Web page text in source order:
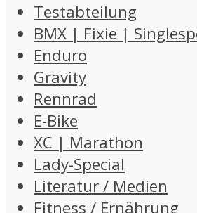
Testabteilung
BMX | Fixie |
Enduro
Gravity
Rennrad
E-Bike
XC | Marathon
Lady-Special
Literatur / Medien
Fitness / Ernährung